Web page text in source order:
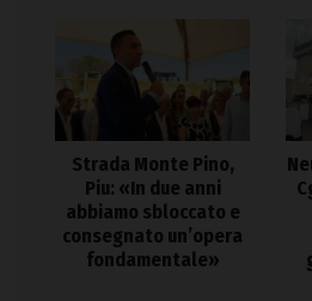
Strada Monte Pino,
Piu: «In due anni
abbiamo sbloccato e
consegnato un’opera
fondamentale»